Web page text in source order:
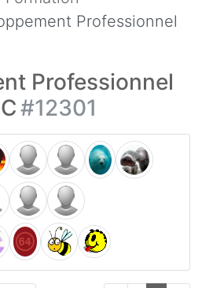
Professionnel
Professionnel
#12301